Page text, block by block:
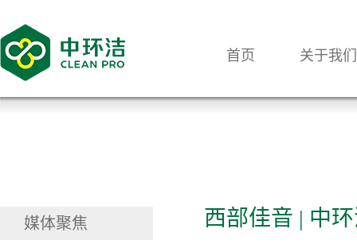
首页 关于我们
媒体聚焦 西部佳音 | 中